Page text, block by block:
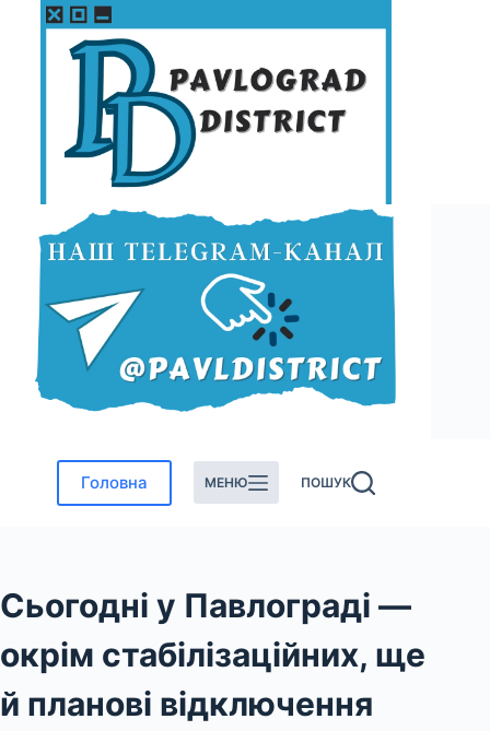
Перейти
Головна МЕНЮ ПОШУК
Сьогодні у Павлограді —
окрім стабілізаційних, ще
й планові відключення